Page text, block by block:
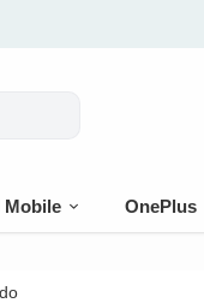
Mobile OnePlus